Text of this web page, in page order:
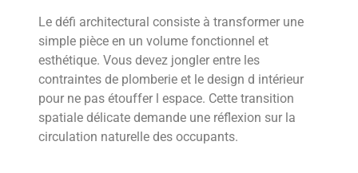
Le défi architectural consiste à transformer une
simple pièce en un volume fonctionnel et
esthétique. Vous devez jongler entre les
contraintes de plomberie et le design d intérieur
pour ne pas étouffer l espace. Cette transition
spatiale délicate demande une réflexion sur la
circulation naturelle des occupants.